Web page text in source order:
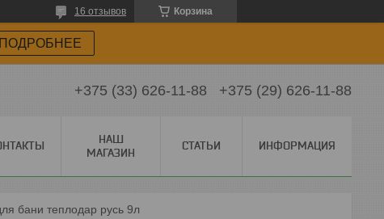
Корзина
16 отзывов
+375 (33) 626-11-88 +375 (29) 626-11-88
НАШ
МАГАЗИН
СТАТЬИ ИНФОРМАЦИЯ
бани теплодар русь 9л